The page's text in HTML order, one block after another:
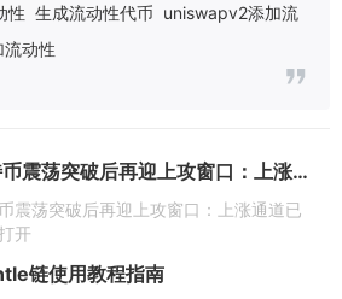
性 生成流动性代币 uniswapv2添加流
动性
比特币震荡突破后再迎上攻窗口：上涨通道已悄悄打开
震荡突破后再迎上攻窗口：上涨通道已
开
链使用教程指南